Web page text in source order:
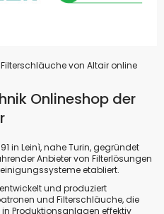
von Altair online
Onlineshop der
in Leinì, nahe Turin, gegründet
Anbieter von Filterlösungen
etabliert.
und produziert
und Filterschläuche, die
Produktionsanlagen effektiv